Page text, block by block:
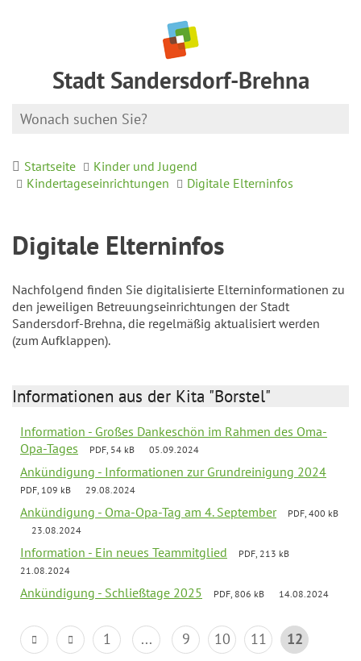
Stadt Sandersdorf-Brehna
Startseite
Kinder und Jugend
Kindertageseinrichtungen
Digitale Elterninfos
Digitale Elterninfos
Nachfolgend finden Sie digitalisierte Elterninformationen zu
den jeweiligen Betreuungseinrichtungen der Stadt
Sandersdorf-Brehna, die regelmäßig aktualisiert werden
(zum Aufklappen).
Informationen aus der Kita "Borstel"
Information - Großes Dankeschön im Rahmen des Oma-
Opa-Tages
PDF, 54 kB 05.09.2024
Ankündigung - Informationen zur Grundreinigung 2024
PDF, 109 kB 29.08.2024
Ankündigung - Oma-Opa-Tag am 4. September
PDF, 400 kB
23.08.2024
Information - Ein neues Teammitglied
PDF, 213 kB
21.08.2024
Ankündigung - Schließtage 2025 PDF, 806 kB 14.08.2024
1 ... 9 10 11
12